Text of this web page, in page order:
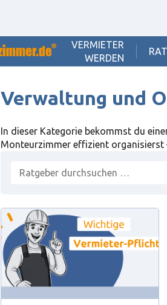
VERMIETER
WERDEN
Verwaltung und
In dieser Kategorie bekommst du
Monteurzimmer effizient organisierst